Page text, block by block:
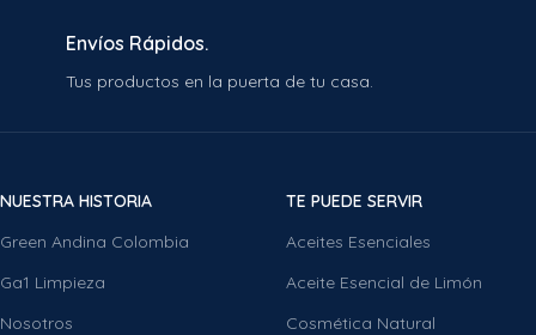
Envíos Rápidos.
Tus productos en la puerta de tu casa.
NUESTRA HISTORIA
Green Andina Colombia
Ga1 Limpieza
Nosotros
TE PUEDE SERVIR
Aceites Esenciales
Aceite Esencial de Limón
Cosmética Natural